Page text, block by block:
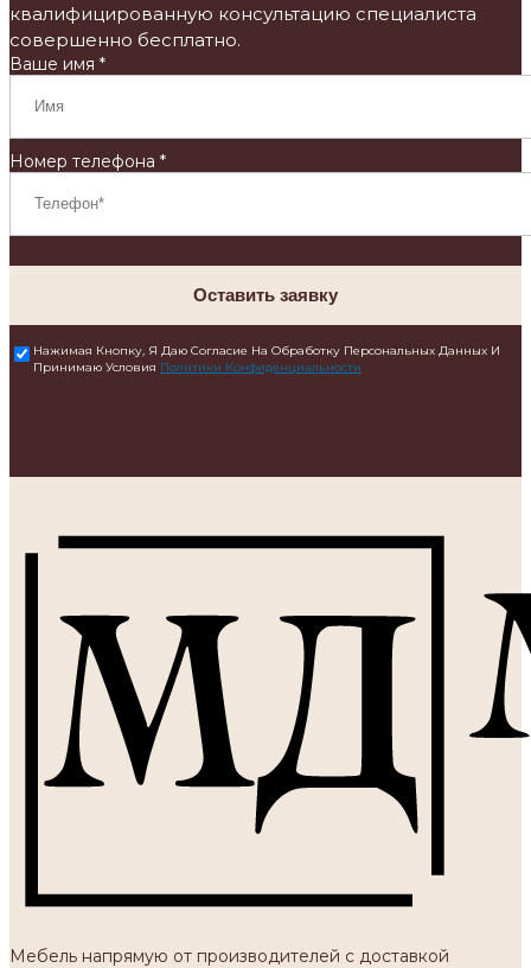
квалифицированную консультацию специалиста
совершенно бесплатно.
Ваше имя *
Номер телефона *
Оставить заявку
Нажимая Кнопку, Я Даю Согласие На Обработку Персональных Данных И
Принимаю Условия Политики Конфиденциальности
Мебель напрямую от производителей с доставкой